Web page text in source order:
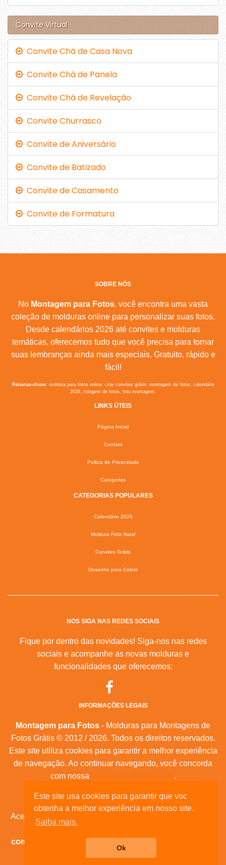
Este site usa cookies para garantir que voc
obtenha a melhor experiência em nosso site.
Saiba mais.
Ok
Convite Virtual
Convite Chá de Casa Nova
Convite Chá de Panela
Convite Chá de Revelação
Convite Churrasco
Convite de Aniversário
Convite de Batizado
Convite de Casamento
Convite de Formatura
SOBRE NÓS
No Montagem para Fotos, você encontra uma vasta
coleção de molduras online para personalizar suas fotos.
Desde calendários 2026 até convites e molduras
temáticas, oferecemos tudo que você precisa para tornar
suas lembranças ainda mais especiais. Gratuito, rápido e
fácil!
Palavras-chave:moldura para fotos online, criar convites grátis, montagem de fotos, calendário
2026, colagem de fotos, foto montagem.
LINKS ÚTEIS
Página Inicial
Contato
Poltica de Privacidade
Categorias
CATEGORIAS POPULARES
Calendário 2026
Moldura Feliz Natal
Convites Grátis
Desenho para Colorir
NOS SIGA NAS REDES SOCIAIS
Fique por dentro das novidades! Siga-nos nas redes
sociais e acompanhe as novas molduras e
funcionalidades que oferecemos:
INFORMAÇÕES LEGAIS
Montagem para Fotos - Molduras para Montagens de
Fotos Grátis © 2012 / 2026. Todos os direitos reservados.
Este site utiliza cookies para garantir a melhor experiência
de navegação. Ao continuar navegando, você concorda
com nossa Política de Privacidade.
Mapa do Site |Feeds RSS |Sobre Nós
Acesse nossas molduras para:
comemorativas, e muita outras datas comemorativas!